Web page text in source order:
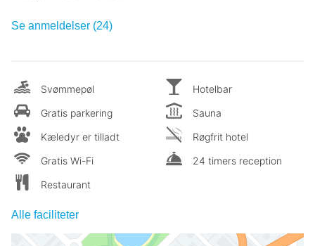
Se anmeldelser (24)
Svømmepøl
Gratis parkering
Kæledyr er tilladt
Gratis Wi-Fi
Restaurant
Hotelbar
Sauna
Røgfrit hotel
24 timers reception
Alle faciliteter